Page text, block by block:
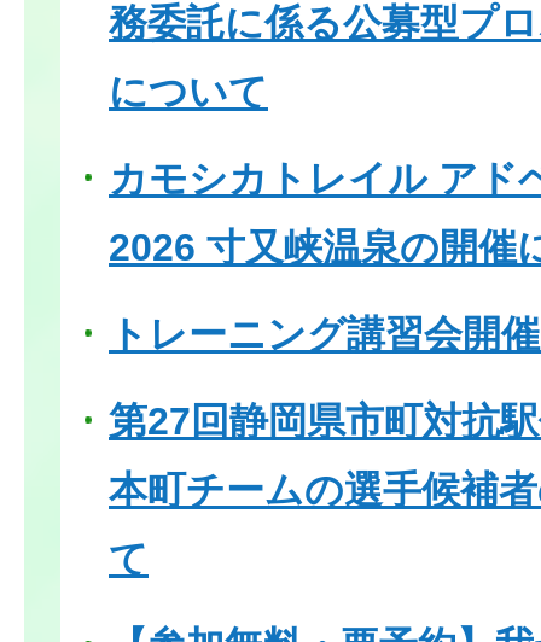
務委託に係る公募型プ
について
カモシカトレイル アド
2026 寸又峡温泉の開催
トレーニング講習会開
第27回静岡県市町対抗
本町チームの選手候補
て